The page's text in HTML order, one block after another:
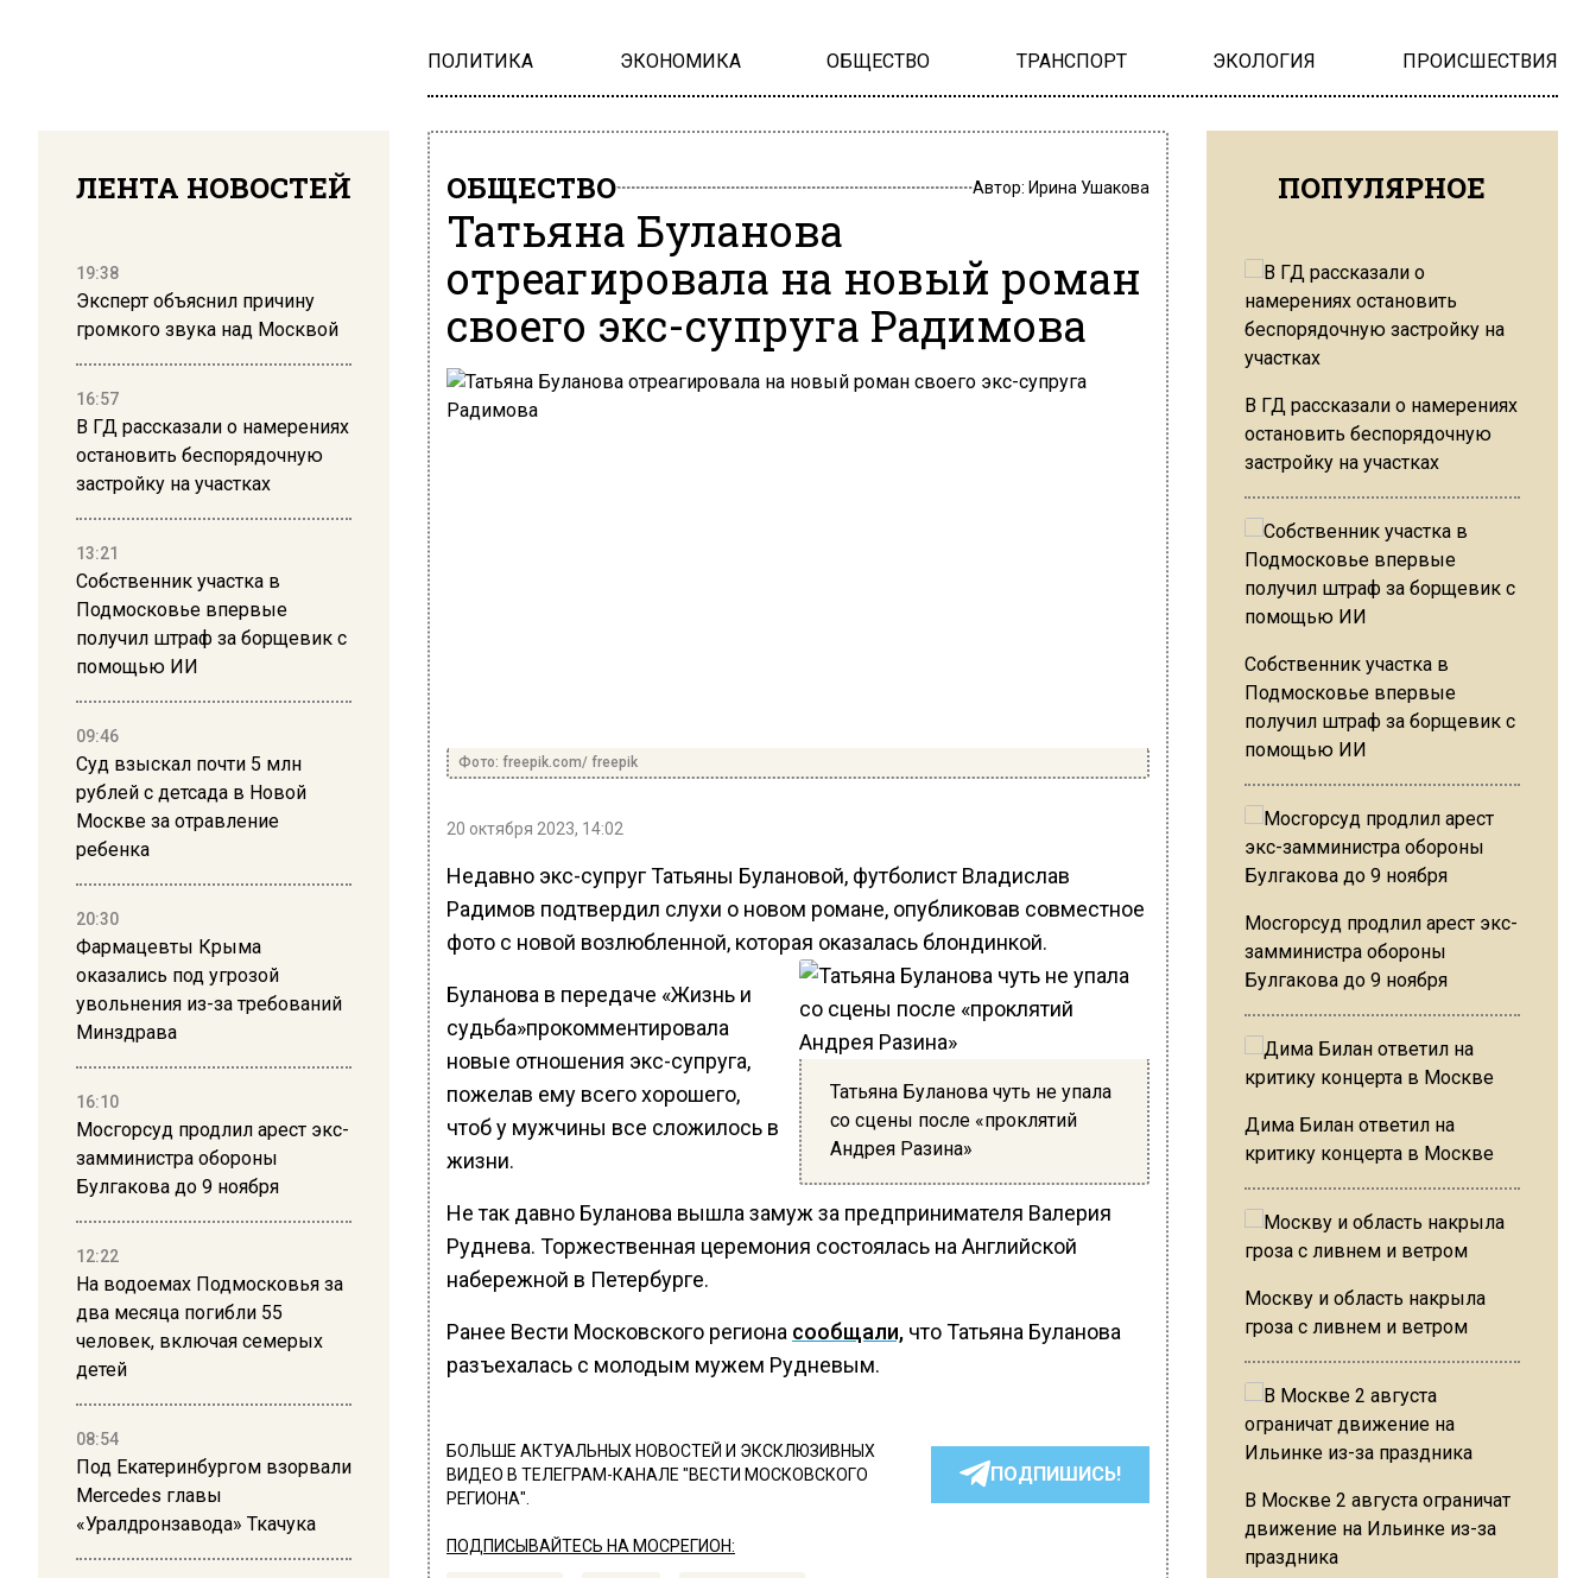
ПОЛИТИКА ЭКОНОМИКА ОБЩЕСТВО ТРАНСПОРТ ЭКОЛОГИЯ ПРОИСШЕСТВИЯ
ЛЕНТА НОВОСТЕЙ
19:38
Эксперт объяснил причину
громкого звука над Москвой
16:57
В ГД рассказали о намерениях
остановить беспорядочную
застройку на участках
13:21
Собственник участка в
Подмосковье впервые
получил штраф за борщевик с
помощью ИИ
09:46
Суд взыскал почти 5 млн
рублей с детсада в Новой
Москве за отравление
ребенка
20:30
Фармацевты Крыма
оказались под угрозой
увольнения из-за требований
Минздрава
16:10
Мосгорсуд продлил арест экс-
замминистра обороны
Булгакова до 9 ноября
12:22
На водоемах Подмосковья за
два месяца погибли 55
человек, включая семерых
детей
08:54
Под Екатеринбургом взорвали
Mercedes главы
«Уралдронзавода» Ткачука
ОБЩЕСТВО Автор: Ирина Ушакова
Татьяна Буланова
отреагировала на новый роман
своего экс-супруга Радимова
Фото: freepik.com/ freepik
20 октября 2023, 14:02
Недавно экс-супруг Татьяны Булановой, футболист Владислав
Радимов подтвердил слухи о новом романе, опубликовав совместное
фото с новой возлюбленной, которая оказалась блондинкой.
Татьяна Буланова чуть не упала
со сцены после «проклятий
Андрея Разина»
Буланова в передаче «Жизнь и
судьба»прокомментировала
новые отношения экс-супруга,
пожелав ему всего хорошего,
чтоб у мужчины все сложилось в
жизни.
Не так давно Буланова вышла замуж за предпринимателя Валерия
Руднева. Торжественная церемония состоялась на Английской
набережной в Петербурге.
Ранее Вести Московского региона сообщали,что Татьяна Буланова
разъехалась с молодым мужем Рудневым.
БОЛЬШЕ АКТУАЛЬНЫХ НОВОСТЕЙ И ЭКСКЛЮЗИВНЫХ
ВИДЕО В ТЕЛЕГРАМ-КАНАЛЕ "ВЕСТИ МОСКОВСКОГО
РЕГИОНА".
ПОДПИШИСЬ!
ПОДПИСЫВАЙТЕСЬ НА МОСРЕГИОН:
ПОПУЛЯРНОЕ
В ГД рассказали о намерениях
остановить беспорядочную
застройку на участках
Собственник участка в
Подмосковье впервые
получил штраф за борщевик с
помощью ИИ
Мосгорсуд продлил арест экс-
замминистра обороны
Булгакова до 9 ноября
Дима Билан ответил на
критику концерта в Москве
Москву и область накрыла
гроза с ливнем и ветром
В Москве 2 августа ограничат
движение на Ильинке из-за
праздника